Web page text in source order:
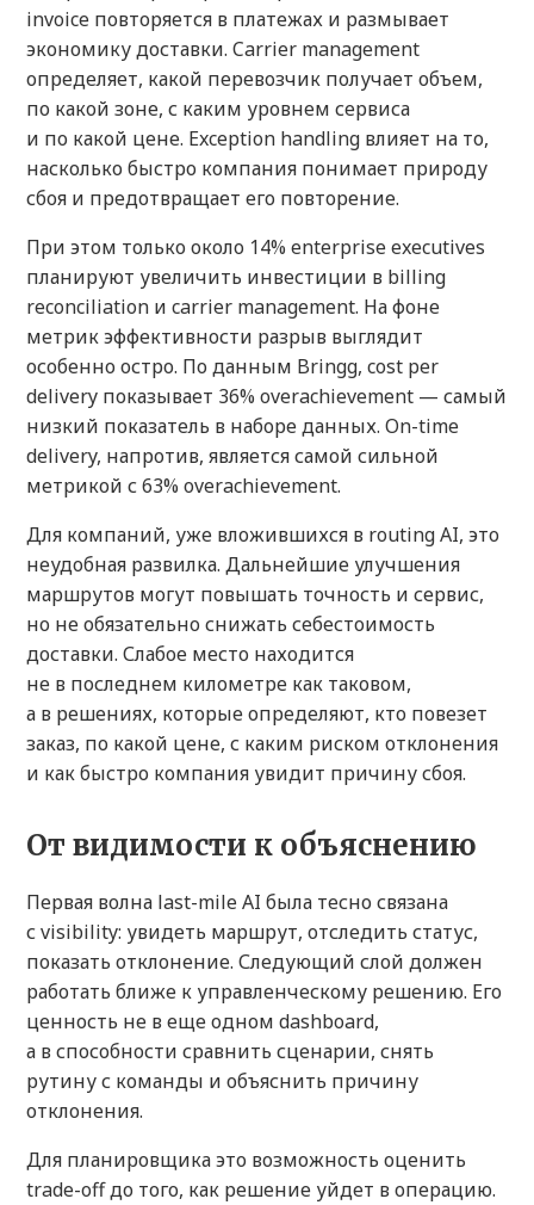
invoice повторяется в платежах и размывает
экономику доставки. Carrier management
определяет, какой перевозчик получает объем,
по какой зоне, с каким уровнем сервиса
и по какой цене. Exception handling влияет на то,
насколько быстро компания понимает природу
сбоя и предотвращает его повторение.
При этом только около 14% enterprise executives
планируют увеличить инвестиции в billing
reconciliation и carrier management. На фоне
метрик эффективности разрыв выглядит
особенно остро. По данным Bringg, cost per
delivery показывает 36% overachievement — самый
низкий показатель в наборе данных. On-time
delivery, напротив, является самой сильной
метрикой с 63% overachievement.
Для компаний, уже вложившихся в routing AI, это
неудобная развилка. Дальнейшие улучшения
маршрутов могут повышать точность и сервис,
но не обязательно снижать себестоимость
доставки. Слабое место находится
не в последнем километре как таковом,
а в решениях, которые определяют, кто повезет
заказ, по какой цене, с каким риском отклонения
и как быстро компания увидит причину сбоя.
От видимости к объяснению
Первая волна last-mile AI была тесно связана
с visibility: увидеть маршрут, отследить статус,
показать отклонение. Следующий слой должен
работать ближе к управленческому решению. Его
ценность не в еще одном dashboard,
а в способности сравнить сценарии, снять
рутину с команды и объяснить причину
отклонения.
Для планировщика это возможность оценить
trade-off до того, как решение уйдет в операцию.